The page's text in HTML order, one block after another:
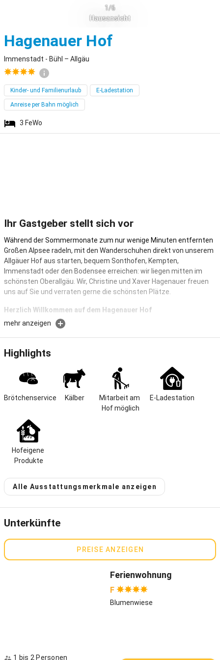
1/6
Hausansicht
Hagenauer Hof
Immenstadt - Bühl – Allgäu
Kinder- und Familienurlaub E-Ladestation
Anreise per Bahn möglich
3 FeWo
Ihr Gastgeber stellt sich vor
Während der Sommermonate zum nur wenige Minuten entfernten
Großen Alpsee radeln, mit den Wanderschuhen direkt von unserem
Allgäuer Hof aus starten, bequem Sonthofen, Kempten,
Immenstadt oder den Bodensee erreichen: wir liegen mitten im
schönsten Oberallgäu. Wir, Christine und Xaver Hagenauer freuen
uns auf Sie und verraten gerne die schönsten Plätze.
Herzlich Willkommen auf dem Hagenauer Hof
Herzlich Willkommen auf dem Hagenauer Hof. Erholen Sie sich vom
Alltag, und genießen Sie einen erlebnisreichen Urlaub in der
schönen Natur, rund um den großen Alpsee. Freuen Sie sich auf
unsere schöne Spiel- und Liegewiese mit Spielplatz und
Was unsere Gäste am meisten begeistert? Die Nähe zum
Natur ringsum. Im Winter, wenn Schnee liegt, locken die
verschneiten Gipfel oder die Loipe vor dem Hof. Gleichzeitig liegen
wir mittendrin - im abwechslungsreichen Oberallgäu. Von unserem
Hof aus erreichen Sie Immenstadt in nur 10 Minuten: dort gibt es
Gasthäuser. Sonthofen liegt 16 km entfernt, Kempten 30 km, nach
Oberstdorf mit seiner hochalpinen Bergwelt brauchen Sie etwa
uns entfernt.
Der Hagenauer Hof liegt absolut ruhig im kleinen Ortsteil Ratholz im
Konstanzer Tal bei Immenstadt. Mit seinen grünen Fensterläden,
den roten Geranien, seiner traditionellen Hausbank, den Wiesen und
bewaldeten Höhen ist das mehr als hundert Jahre alte Bauernhaus
über einen Balkon zur alleinigen Nutzung - von dem der Blick auf
unsere saftigen Wiesen und die Hügellandschaft fällt. Absolutes
Highlight: in nur wenigen Minuten erreichen Sie zu Fuß die
Hoferlebnisse
mehr anzeigen
Highlights
Brötchenservice Kälber
Mitarbeit am
Hof möglich
E-Ladestation
Hofeigene
Produkte
Alle Ausstattungsmerkmale anzeigen
Unterkünfte
PREISE ANZEIGEN
Ferienwohnung
F
Blumenwiese
1 bis 2 Personen